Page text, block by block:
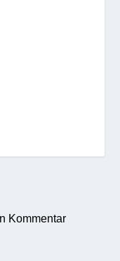
Kommentar